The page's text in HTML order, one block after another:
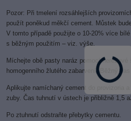
Pozor: Při tmelení rozsáhlejších
použít poněkud měkčí cement. Můstek
V tomto případě použijte o 10-20% více
s běžným použitím – viz. výše.
Míchejte obě pasty naráz pomocí nerezové
homogenního žlutého zabarvení. Běžný
Aplikujte namíchaný cement do provizoria
zuby. Čas tuhnutí v ústech je přibližně 1,5
Po ztuhnutí odstraňte přebytky cementu.